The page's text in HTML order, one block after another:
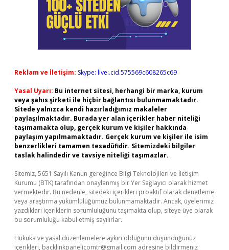
Reklam ve İletişim: Skype: live:.cid.575569c608265c69
Yasal Uyarı: Bu internet sitesi, herhangi bir marka, kurum
veya şahıs şirketi ile hiçbir bağlantısı bulunmamaktadır.
Sitede yalnızca kendi hazırladığımız makaleler
paylaşılmaktadır. Burada yer alan içerikler haber niteliği
taşımamakta olup, gerçek kurum ve kişiler hakkında
paylaşım yapılmamaktadır. Gerçek kurum ve kişiler ile isim
benzerlikleri tamamen tesadüfidir. Sitemizdeki bilgiler
taslak halindedir ve tavsiye niteliği taşımazlar.
Sitemiz, 5651 Sayılı Kanun gereğince Bilgi Teknolojileri ve İletişim
Kurumu (BTK) tarafından onaylanmış bir Yer Sağlayıcı olarak hizmet
vermektedir. Bu nedenle, sitedeki içerikleri proaktif olarak denetleme
veya araştırma yükümlülüğümüz bulunmamaktadır. Ancak, üyelerimiz
yazdıkları içeriklerin sorumluluğunu taşımakta olup, siteye üye olarak
bu sorumluluğu kabul etmiş sayılırlar.
Hukuka ve yasal düzenlemelere aykırı olduğunu düşündüğünüz
içerikleri, backlinkpanelicomtr@gmail.com adresine bildirmeniz